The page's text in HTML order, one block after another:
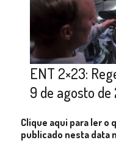
ENT 2×23:
9 de agosto de
Clique aqui para ler o
publicado nesta data